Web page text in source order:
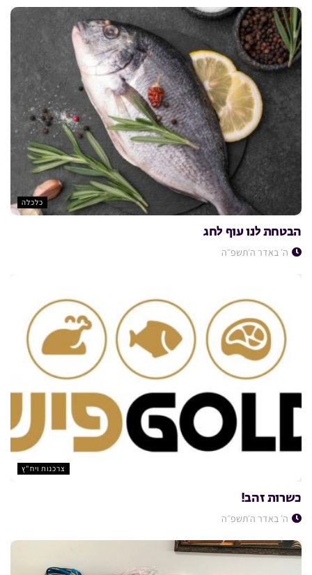
כלכלה
הבטחת לנו עוף לחג
ה׳ באדר ה׳תשפ״ה
צרכנות ויח"ץ
כשרות זהב!
ה׳ באדר ה׳תשפ״ה